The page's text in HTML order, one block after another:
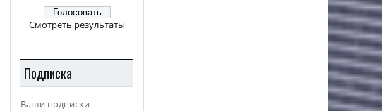
Смотреть результаты
Подписка
Ваши подписки